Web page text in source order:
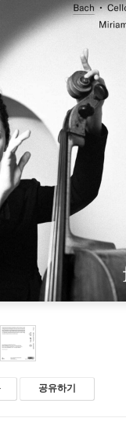
공유하기